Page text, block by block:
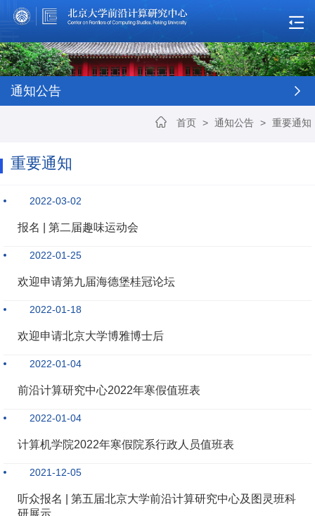
通知公告
首页 > 通知公告 > 重要通知
重要通知
2022-03-02
报名 | 第二届趣味运动会
2022-01-25
欢迎申请第九届海德堡桂冠论坛
2022-01-18
欢迎申请北京大学博雅博士后
2022-01-04
前沿计算研究中心2022年寒假值班表
2022-01-04
计算机学院2022年寒假院系行政人员值班表
2021-12-05
听众报名 | 第五届北京大学前沿计算研究中心及图灵班科